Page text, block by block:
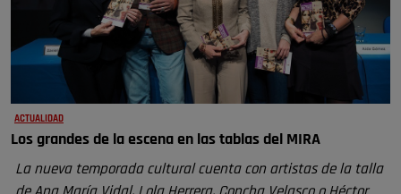
ACTUALIDAD
Los grandes de la escena en las tablas del MIRA
La nueva temporada cultural cuenta con artistas de la talla